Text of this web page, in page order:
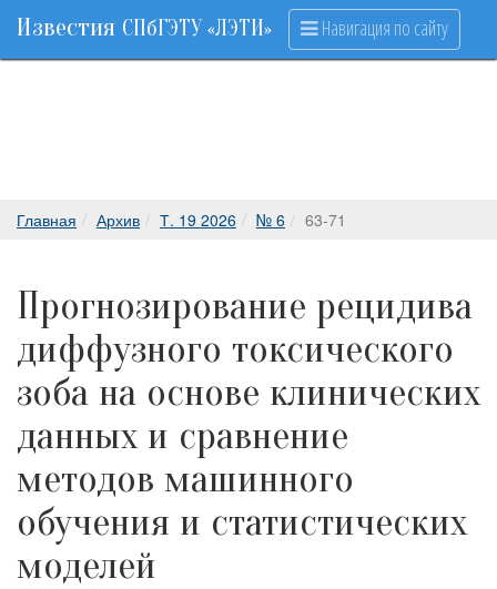
Известия СПбГЭТУ «ЛЭТИ» Навигация по сайту
Главная Архив Т. 19 2026 № 6 63-71
Прогнозирование рецидива
диффузного токсического
зоба на основе клинических
данных и сравнение
методов машинного
обучения и статистических
моделей